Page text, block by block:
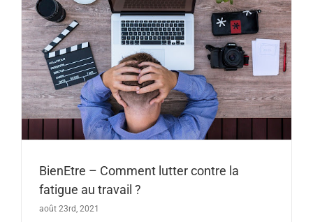
BienEtre – Comment lutter contre la
fatigue au travail ?
août 23rd, 2021